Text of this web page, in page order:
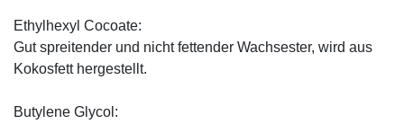
Ethylhexyl Cocoate:
Gut spreitender und nicht fettender Wachsester, wird aus
Kokosfett hergestellt.
Butylene Glycol: